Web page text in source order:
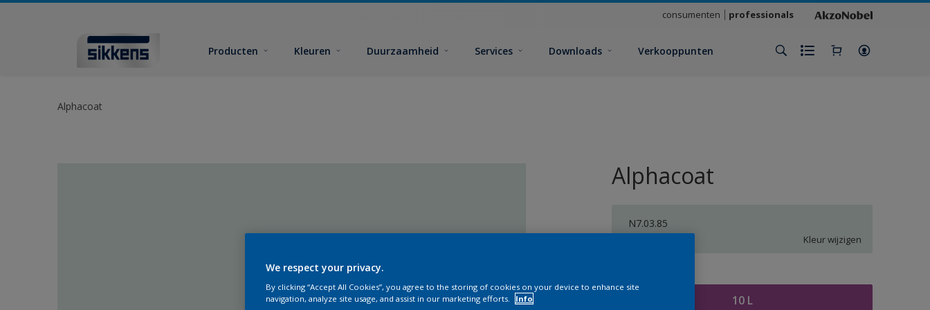
consumenten professionals
Producten Kleuren Duurzaamheid Services Downloads Verkooppunten
Alphacoat
Alphacoat
N7.03.85
Kleur wijzigen
10 L
We respect your privacy.
By clicking “Accept All Cookies”, you agree to the storing of cookies on your device to enhance site
navigation, analyze site usage, and assist in our marketing efforts.
Info